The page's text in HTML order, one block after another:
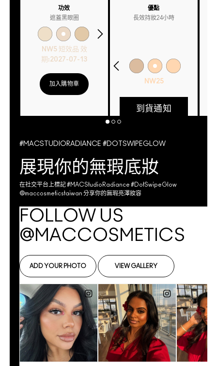
功效
遮蓋黑眼圈
NW5 短效品 效
期:2027-07-13
加入購物車
優點
長效持妝24小時
NW25
到貨通知
#MACSTUDIORADIANCE #DOTSWIPEGLOW
展現你的無瑕底妝
在社交平台上標記 #MACStudioRadiance #DotSwipeGlow
@maccosmeticstaiwan 分享你的無瑕亮澤妝容